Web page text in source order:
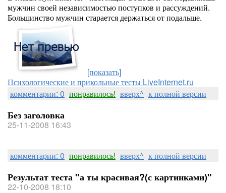
мужчин своей независимостью поступков и рассуждений.
Большинство мужчин старается держаться от подальше.
[показать]
Психологические и прикольные тесты LiveInternet.ru
комментарии: 0 понравилось! вверх^ к полной версии
Без заголовка
25-11-2008 16:43
комментарии: 0 понравилось! вверх^ к полной версии
Результат теста "а ты красивая?(с картинками)"
22-10-2008 18:10